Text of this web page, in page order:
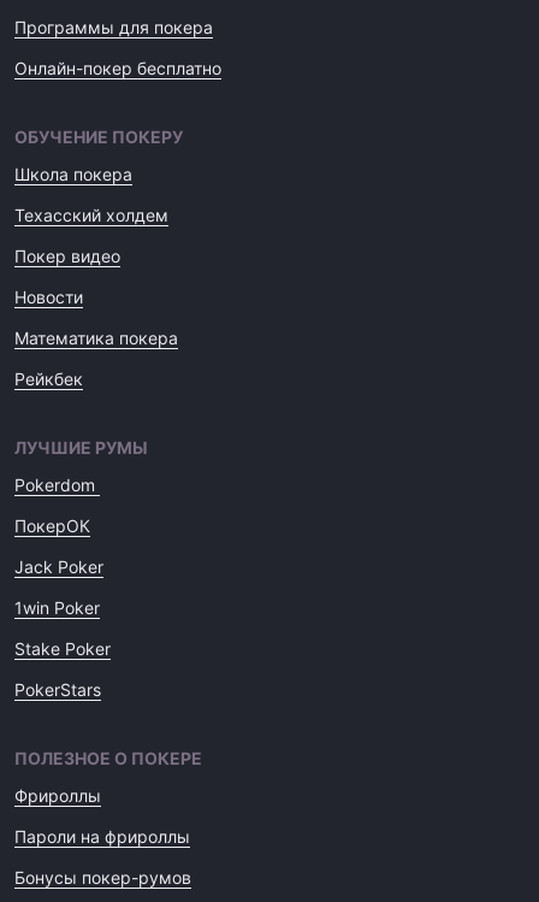
Программы для покера
Онлайн-покер бесплатно
ОБУЧЕНИЕ ПОКЕРУ
Школа покера
Техасский холдем
Покер видео
Новости
Математика покера
Рейкбек
ЛУЧШИЕ РУМЫ
Pokerdom
ПокерОК
Jack Poker
1win Poker
Stake Poker
PokerStars
ПОЛЕЗНОЕ О ПОКЕРЕ
Фрироллы
Пароли на фрироллы
Бонусы покер-румов